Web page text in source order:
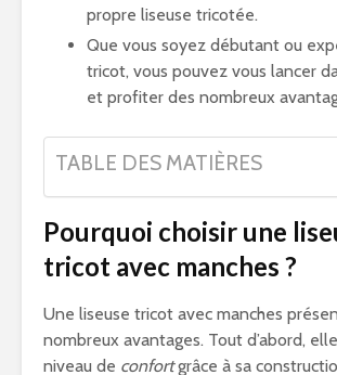
propre liseuse tricotée.
Que vous soyez débutant ou
tricot, vous pouvez vous lancer
et profiter des nombreux
TABLE DES MATIÈRES
Pourquoi choisir une
tricot avec manches ?
Une liseuse tricot avec manches
nombreux avantages. Tout d’abord,
niveau de confortgrâce à sa